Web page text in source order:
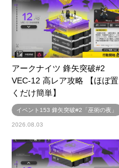
アークナイツ 鋒矢突破#2
VEC-12 高レア攻略 【ほぼ置
くだけ簡単】
イベント153 鋒矢突破#2「巫術の夜」
2026.08.03